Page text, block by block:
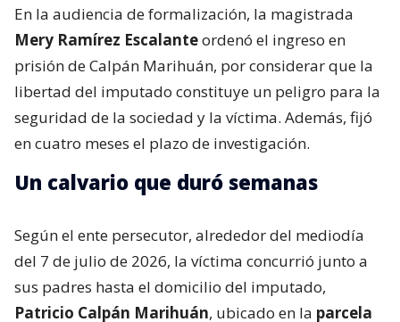
En la audiencia de formalización, la magistrada
Mery Ramírez Escalanteordenó el ingreso en
prisión de Calpán Marihuán, por considerar que la
libertad del imputado constituye un peligro para la
seguridad de la sociedad y la víctima. Además, fijó
en cuatro meses el plazo de investigación.
Un calvario que duró semanas
Según el ente persecutor, alrededor del mediodía
del 7 de julio de 2026, la víctima concurrió junto a
sus padres hasta el domicilio del imputado,
Patricio Calpán Marihuán, ubicado en la parcela